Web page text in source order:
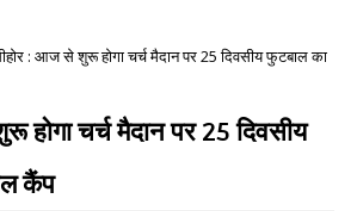
: आज से शुरू होगा चर्च मैदान पर 25 दिवसीय फुटबाल का
होगा चर्च मैदान पर 25 दिवसीय
कैंप